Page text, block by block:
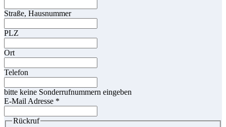
Straße, Hausnummer
PLZ
Ort
Telefon
bitte keine Sonderrufnummern eingeben
E-Mail Adresse *
Rückruf